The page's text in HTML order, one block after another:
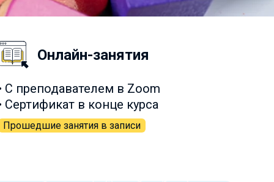
Онлайн-занятия
С преподавателем в Zoom
Сертификат в конце курса
Прошедшие занятия в записи